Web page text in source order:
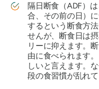
隔日断食（ADF）
合、その前の日）
するという断食方
せんが、断食日は
リーに抑えます。
由に食べられます
しいと言えます。
段の食習慣が乱れ